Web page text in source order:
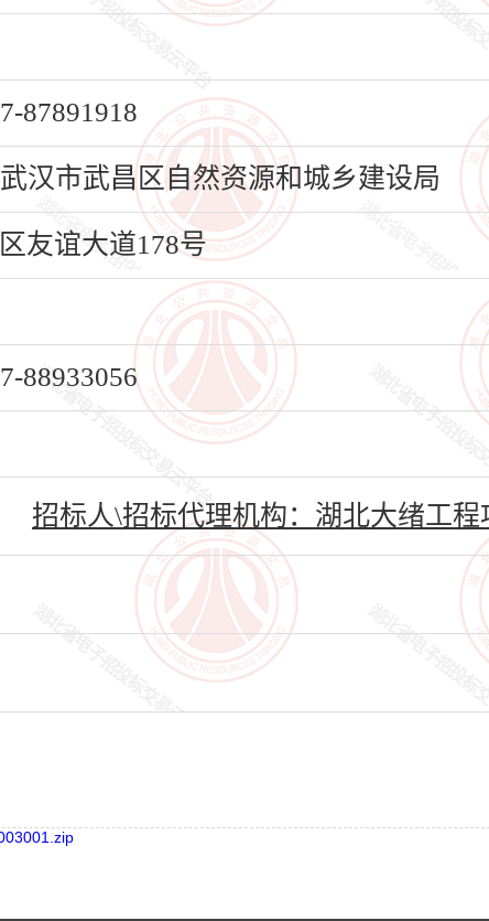
87891918
汉市武昌区自然资源和城乡建设局
友谊大道178号
88933056
招标人\招标代理机构：湖北大绪工程